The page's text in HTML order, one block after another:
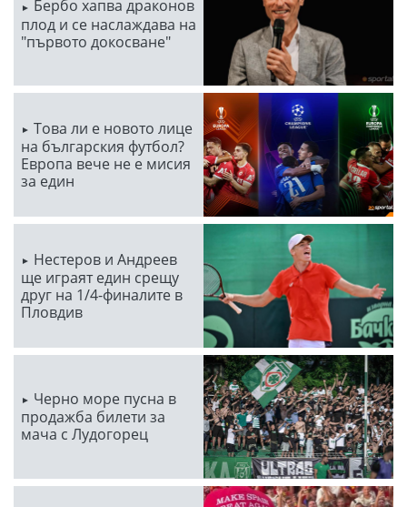
Бербо хапва драконов
плод и се наслаждава на
"първото докосване"
Това ли е новото лице
на българския футбол?
Европа вече не е мисия
за един
Нестеров и Андреев
ще играят един срещу
друг на 1/4-финалите в
Пловдив
Черно море пусна в
продажба билети за
мача с Лудогорец